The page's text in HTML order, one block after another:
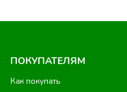
ПОКУПАТЕЛЯМ
Как покупать